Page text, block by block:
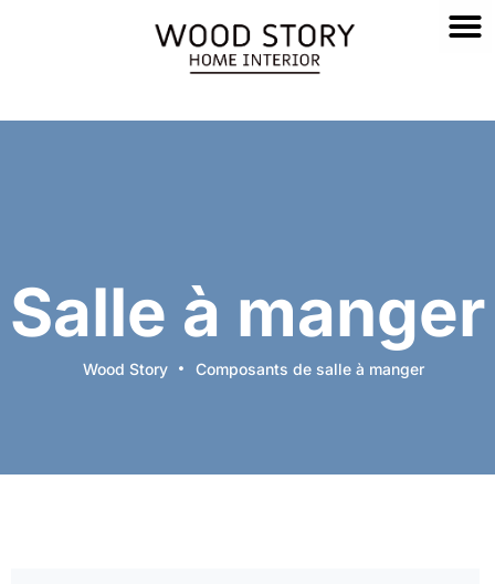
Salle à manger
Wood Story Composants de salle à manger